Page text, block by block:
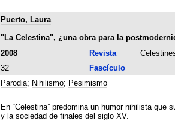
Puerto, Laura
"La Celestina", ¿una obra para la
2008 Revista
32
Fascículo
Parodia; Nihilismo; Pesimismo
En “Celestina” predomina un humor nihilista
y la sociedad de finales del siglo XV.